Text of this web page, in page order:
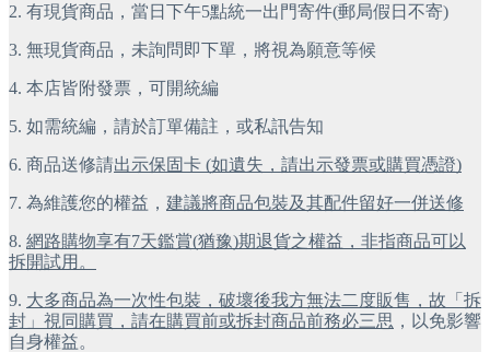
2. 有現貨商品，當日下午5點統一出門寄件(郵局假日不寄)
3. 無現貨商品，未詢問即下單，將視為願意等候
4. 本店皆附發票，可開統編
5. 如需統編，請於訂單備註，或私訊告知
6. 商品送修請出示保固卡 (如遺失，請出示發票或購買憑證)
7. 為維護您的權益， 建議將商品包裝及其配件留好一併送修
8. 網路購物享有7天鑑賞(猶豫)期退貨之權益，非指商品可以
拆開試用。
9. 大多商品為一次性包裝，破壞後我方無法二度販售，故「拆
封」視同購買，請在購買前或拆封商品前務必三思 ，以免影響
自身權益。